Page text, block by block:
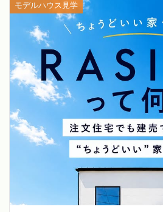
モデルハウス見学